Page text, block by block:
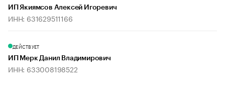
ИП Якиямсов Алексей Игоревич
ИНН: 631629511166
ДЕЙСТВУЕТ
ИП Мерк Данил Владимирович
ИНН: 633008198522